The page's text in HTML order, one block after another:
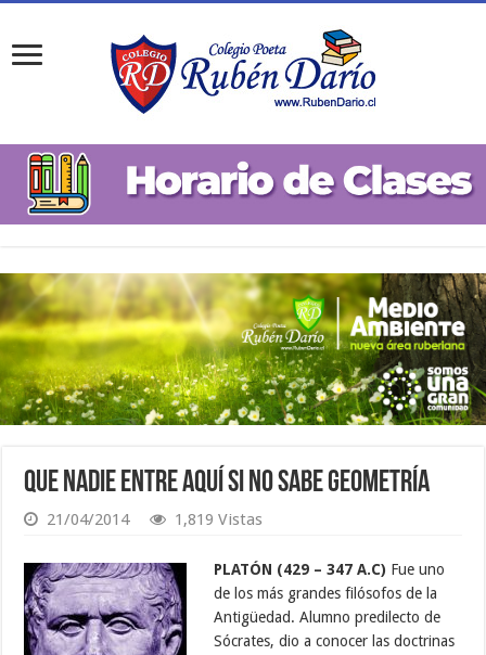
Que nadie entre aquí si no sabe geometría
21/04/2014 1,819 Vistas
PLATÓN (429 – 347 A.C) Fue uno
de los más grandes filósofos de la
Antigüedad. Alumno predilecto de
Sócrates, dio a conocer las doctrinas